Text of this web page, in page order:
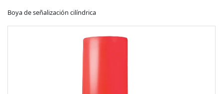
Boya de señalización cilíndrica